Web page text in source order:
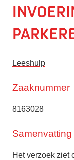
Leeshulp
Zaaknummer
8163028
Samenvatting
Het verzoek ziet